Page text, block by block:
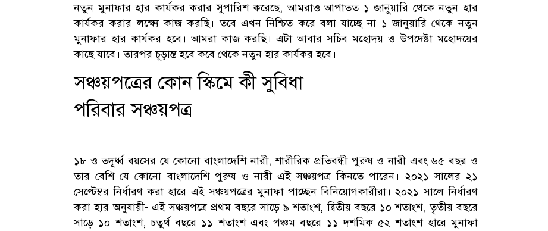
নতুন মুনাফার হার কার্যকর করার সুপারিশ করেছে, আমরাও আপাতত ১ জানুয়ারি থেকে নতুন হার
কার্যকর করার লক্ষ্যে কাজ করছি। তবে এখন নিশ্চিত করে বলা যাচ্ছে না ১ জানুয়ারি থেকে নতুন
মুনাফার হার কার্যকর হবে। আমরা কাজ করছি। এটা আবার সচিব মহোদয় ও উপদেষ্টা মহোদয়ের
কাছে যাবে। তারপর চূড়ান্ত হবে কবে থেকে নতুন হার কার্যকর হবে।
সঞ্চয়পত্রের কোন স্কিমে কী সুবিধা
পরিবার সঞ্চয়পত্র
১৮ ও তদূর্ধ্ব বয়সের যে কোনো বাংলাদেশি নারী, শারীরিক প্রতিবন্ধী পুরুষ ও নারী এবং ৬৫ বছর ও
তার বেশি যে কোনো বাংলাদেশি পুরুষ ও নারী এই সঞ্চয়পত্র কিনতে পারেন। ২০২১ সালের ২১
সেপ্টেম্বর নির্ধারণ করা হারে এই সঞ্চয়পত্রের মুনাফা পাচ্ছেন বিনিয়োগকারীরা। ২০২১ সালে নির্ধারণ
করা হার অনুযায়ী- এই সঞ্চয়পত্রে প্রথম বছরে সাড়ে ৯ শতাংশ, দ্বিতীয় বছরে ১০ শতাংশ, তৃতীয় বছরে
সাড়ে ১০ শতাংশ, চতুর্থ বছরে ১১ শতাংশ এবং পঞ্চম বছরে ১১ দশমিক ৫২ শতাংশ হারে মুনাফা